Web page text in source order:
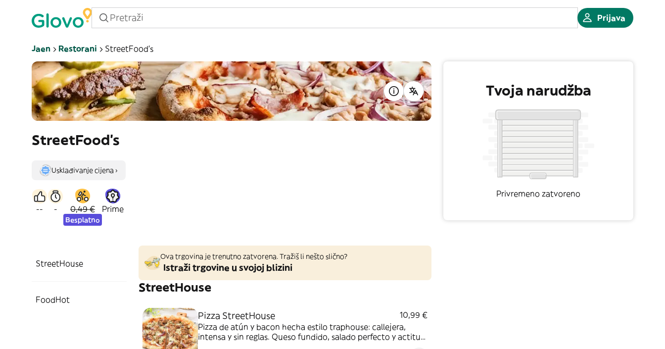
Prijava
Jaen Restorani StreetFood’s
StreetFood’s
Usklađivanje cijena ›
-- - 0,49 €
Besplatno
Prime
StreetHouse
FoodHot
Ova trgovina je trenutno zatvorena. Tražiš li nešto slično?
Istraži trgovine u svojoj blizini
StreetHouse
Pizza StreetHouse
10,99 €
Pizza de atún y bacon hecha estilo traphouse: callejera,
intensa y sin reglas. Queso fundido, salado perfecto y actitud
Tvoja narudžba
Privremeno zatvoreno